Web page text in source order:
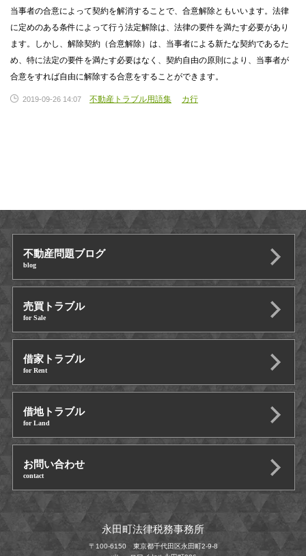
当事者の合意によって契約を解消することで、合意解除ともいいます。法律
に定めのある条件によって行う法定解除は、法律の要件を満たす必要があり
ます。しかし、解除契約（合意解除）は、当事者による新たな契約であるた
め、特に法定の要件を満たす必要はなく、契約自由の原則により、当事者が
合意をすれば自由に解除する合意をすることができます。
2019-09-26 14:07 不動産トラブル用語集 カ行
不動産問題ブログ
blog
売買トラブル
for Sale
借家トラブル
for Rent
借地トラブル
for Land
お問い合わせ
contact
永田町法律税務事務所
〒100-6150 東京都千代田区永田町2-9-8